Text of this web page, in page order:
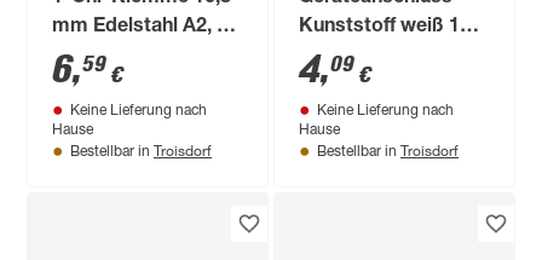
mm Edelstahl A2, 3
Stück
6,59 €
Keine Lieferung nach
Hause
Bestellbar in Troisdorf
Kunststoff weiß 1
1/2" IG x 3/4" T
4,09 €
Keine Lieferung nach
Hause
Bestellbar in Troisdorf